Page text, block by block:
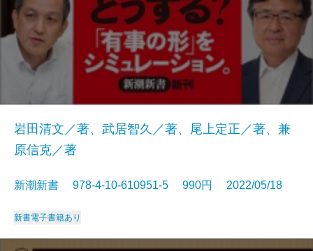
岩田清文／著、武居智久／著、尾上定正／著、兼
原信克／著
新潮新書 978-4-10-610951-5 990円 2022/05/18
新書電子書籍あり